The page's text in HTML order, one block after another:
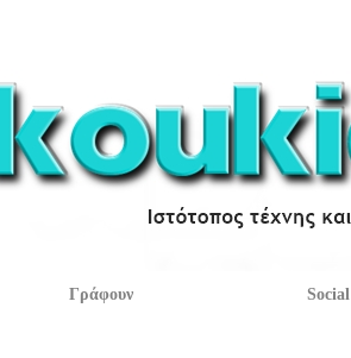
Γράφουν Social